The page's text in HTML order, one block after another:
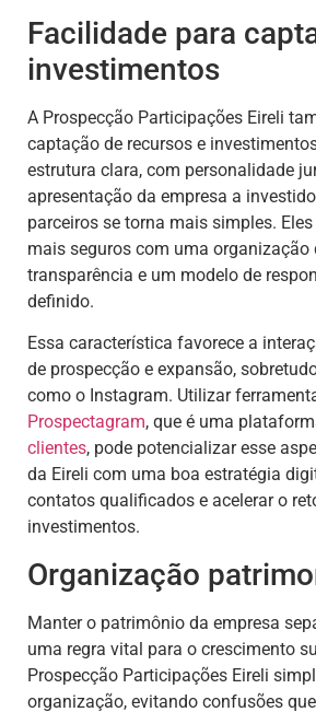
Facilidade para
investimentos
A Prospecção Participações Eireli
captação de recursos e
estrutura clara, com personalidade
apresentação da empresa a
parceiros se torna mais simples.
mais seguros com uma organização
transparência e um modelo de
definido.
Essa característica favorece a
de prospecção e expansão,
como o Instagram. Utilizar
Prospectagram, que é uma
clientes, pode potencializar esse
da Eireli com uma boa estratégia
contatos qualificados e acelerar o
investimentos.
Organização
Manter o patrimônio da empresa
uma regra vital para o crescimento
Prospecção Participações Eireli
organização, evitando confusões